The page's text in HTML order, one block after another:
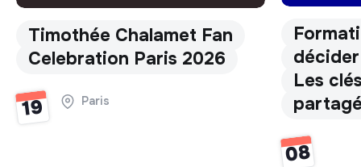
Timothée Chalamet Fan
Celebration Paris 2026
19 Paris
Les
08